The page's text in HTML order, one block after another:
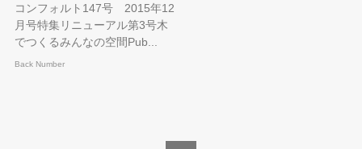
コンフォルト147号 2015年12
月号特集リニューアル第3号木
でつくるみんなの空間Pub...
Back Number